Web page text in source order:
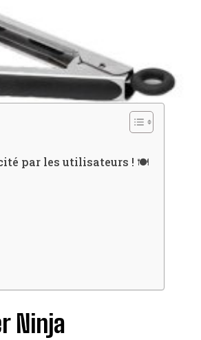
par les utilisateurs ! 🍽️
Ninja